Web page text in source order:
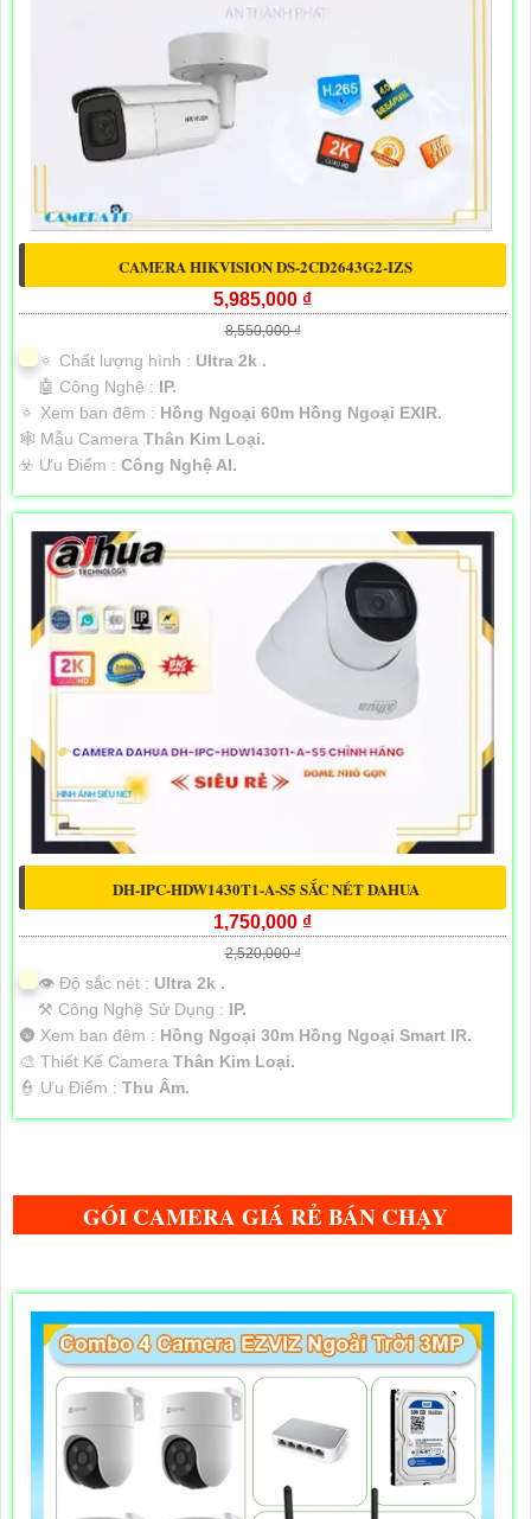
CAMERA HIKVISION DS-2CD2643G2-IZS
5,985,000 ₫
8,550,000 ₫
🔅 Chất lượng hình : Ultra 2k .
🤖️ Công Nghệ : IP.
🔅 Xem ban đêm : Hồng Ngoại 60m Hồng Ngoại EXIR.
🕸️ Mẫu Camera Thân Kim Loại.
️☣️ Ưu Điểm : Công Nghệ AI.
DH-IPC-HDW1430T1-A-S5 SẮC NÉT DAHUA
1,750,000 ₫
2,520,000 ₫
👁 Độ sắc nét : Ultra 2k .
⚒ Công Nghệ Sử Dụng : IP.
🌚 Xem ban đêm : Hồng Ngoại 30m Hồng Ngoại Smart IR.
🎨 Thiết Kế Camera Thân Kim Loại.
️👮 Ưu Điểm : Thu Âm.
GÓI CAMERA GIÁ RẺ BÁN CHẠY